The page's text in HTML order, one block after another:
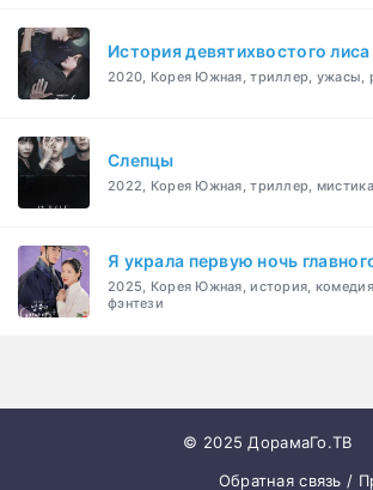
История девятихвостого лиса
2020, Корея Южная, триллер, ужасы,
Слепцы
2022, Корея Южная, триллер,
Я украла первую ночь
2025, Корея Южная, история,
фэнтези
© 2025 ДорамаГо.ТВ
Обратная связь /